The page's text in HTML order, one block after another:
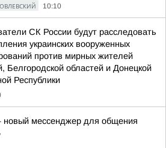
10:10
СК России будут расследовать
украинских вооруженных
против мирных жителей
Белгородской областей и Донецкой
Республики
мессенджер для общения